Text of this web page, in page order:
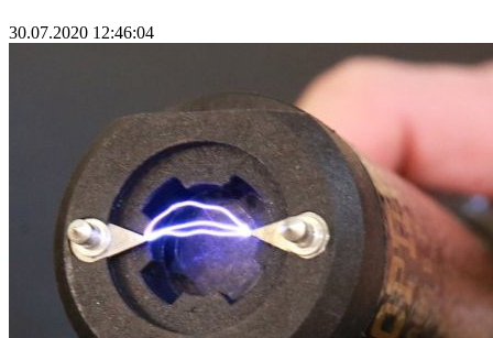
30.07.2020 12:46:04